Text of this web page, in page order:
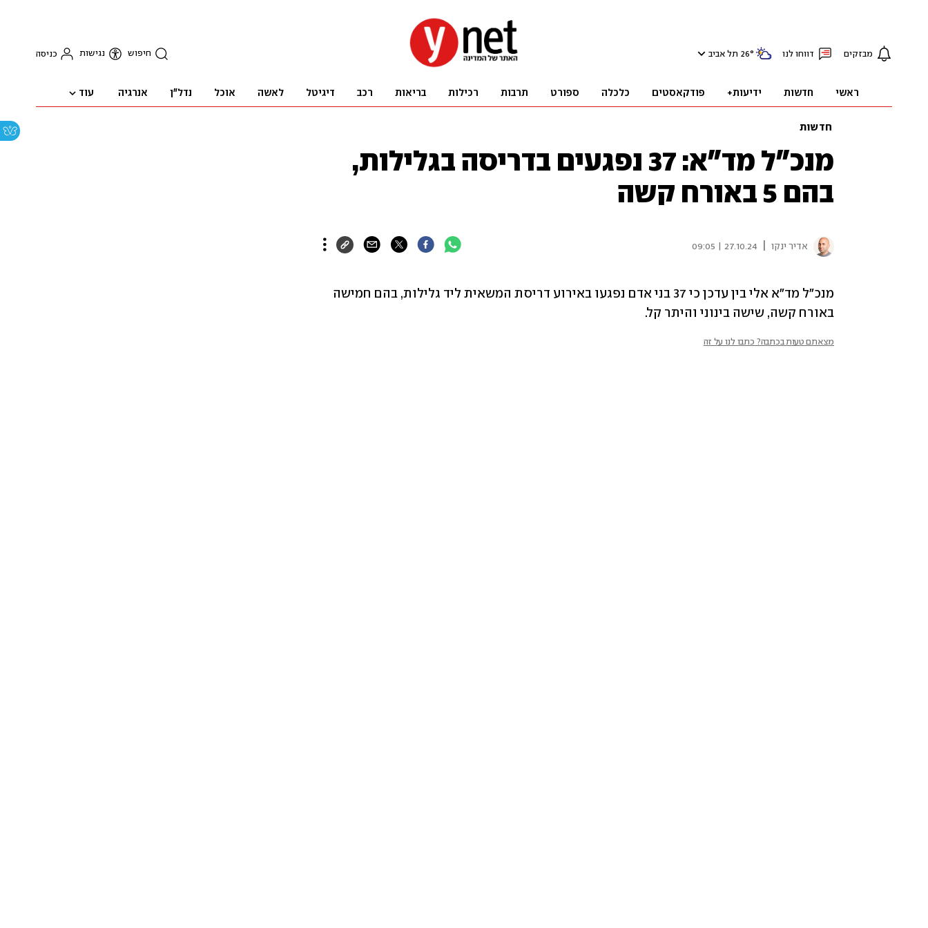
מבזקים דווחו לנו 26° תל אביב חיפוש נגישות כניסה
ראשי חדשות ידיעות+ פודקאסטים כלכלה ספורט תרבות רכילות בריאות רכב דיגיטל לאשה אוכל נדל"ן אנרגיה עוד
חדשות
מנכ"ל מד"א: 37 נפגעים בדריסה בגלילות,
בהם 5 באורח קשה
אדיר ינקו 27.10.24 | 09:05
באורח קשה, שישה בינוני והיתר קל.
מצאתם טעות בכתבה? כתבו לנו על זה